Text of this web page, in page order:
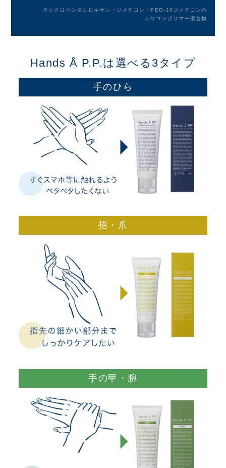
※シクロペンタシロキサン・ジメチコン・PEG-10ジメチコンの
シリコンポリマー混合物
Hands Å P.P.は選べる3タイプ
手のひら
指・爪
手の甲・腕